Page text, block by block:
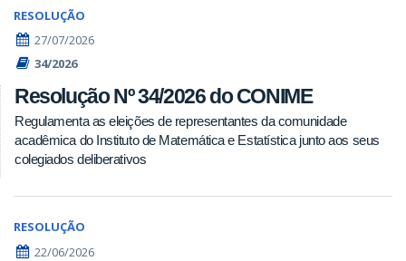
RESOLUÇÃO
27/07/2026
34/2026
Resolução Nº 34/2026 do CONIME
Regulamenta as eleições de representantes da comunidade
acadêmica do Instituto de Matemática e Estatística junto aos seus
colegiados deliberativos
RESOLUÇÃO
22/06/2026